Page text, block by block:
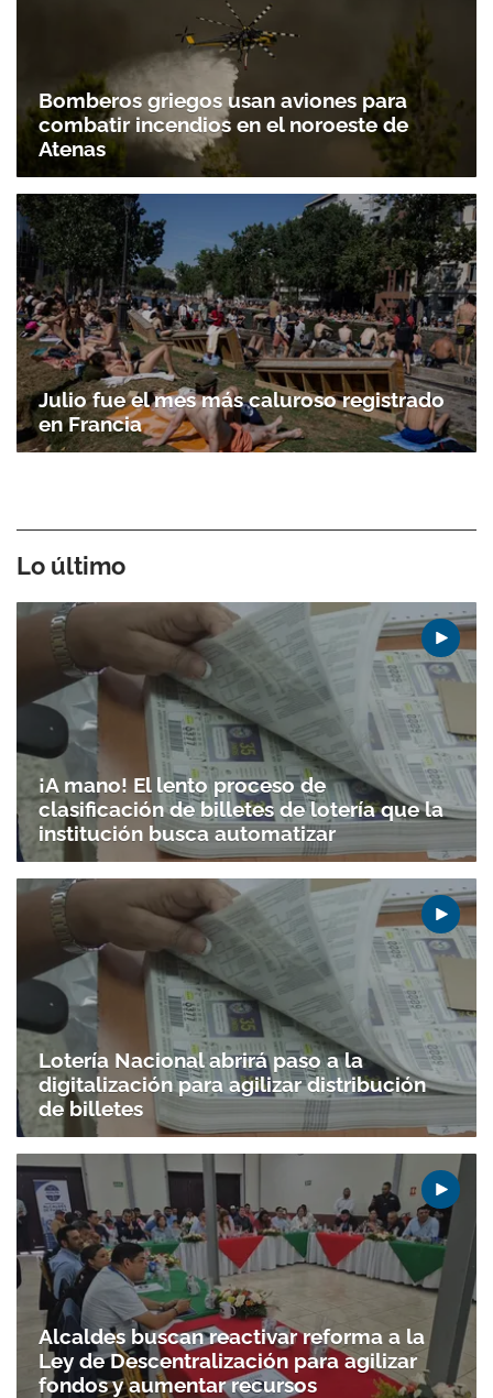
Bomberos griegos usan aviones para
combatir incendios en el noroeste de
Atenas
Julio fue el mes más caluroso registrado
en Francia
Lo último
¡A mano! El lento proceso de
clasificación de billetes de lotería que la
institución busca automatizar
Lotería Nacional abrirá paso a la
digitalización para agilizar distribución
de billetes
Alcaldes buscan reactivar reforma a la
Ley de Descentralización para agilizar
fondos y aumentar recursos